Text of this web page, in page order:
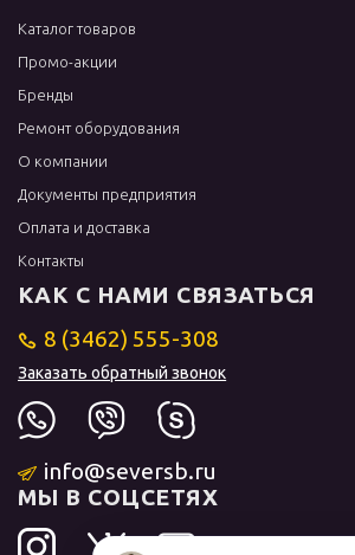
Каталог товаров
Промо-акции
Бренды
Ремонт оборудования
О компании
Документы предприятия
Оплата и доставка
Контакты
КАК С НАМИ СВЯЗАТЬСЯ
8 (3462) 555-308
Заказать обратный звонок
info@seversb.ru
МЫ В СОЦСЕТЯХ